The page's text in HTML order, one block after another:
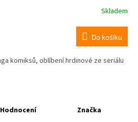
Skladem
Do košíku
komiksů, oblíbení hrdinové ze seriálu
Hodnocení Značka